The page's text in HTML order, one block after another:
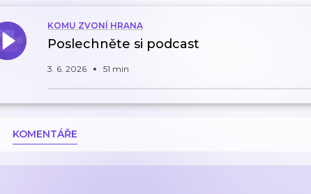
KOMU ZVONÍ HRANA
Poslechněte si podcast
3. 6. 2026 51 min
KOMENTÁŘE